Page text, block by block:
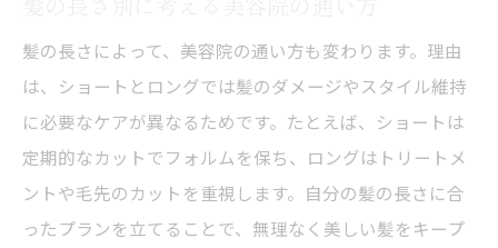
髪の長さによって、美容院の通い方も変わります。理由
は、ショートとロングでは髪のダメージやスタイル維持
に必要なケアが異なるためです。たとえば、ショートは
定期的なカットでフォルムを保ち、ロングはトリートメ
ントや毛先のカットを重視します。自分の髪の長さに合
ったプランを立てることで、無理なく美しい髪をキープ